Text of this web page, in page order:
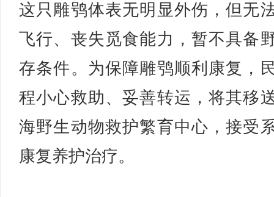
这只雕鸮体表无明显外伤，但无
飞行、丧失觅食能力，暂不具备
存条件。为保障雕鸮顺利康复，
程小心救助、妥善转运，将其移
海野生动物救护繁育中心，接受
康复养护治疗。